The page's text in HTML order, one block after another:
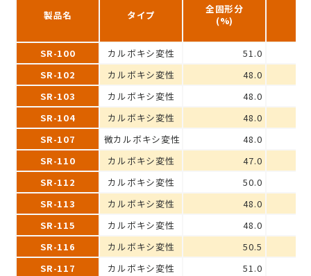
製品名 タイプ
全固形分
(%)
SR-100 カルボキシ変性
51.0
SR-102
カルボキシ変性
48.0
SR-103
カルボキシ変性
48.0
SR-104
カルボキシ変性
48.0
SR-107
微カルボキシ変性
48.0
SR-110
カルボキシ変性
47.0
SR-112
カルボキシ変性
50.0
SR-113
カルボキシ変性
48.0
SR-115
カルボキシ変性
48.0
SR-116
カルボキシ変性
50.5
SR-117
カルボキシ変性
51.0